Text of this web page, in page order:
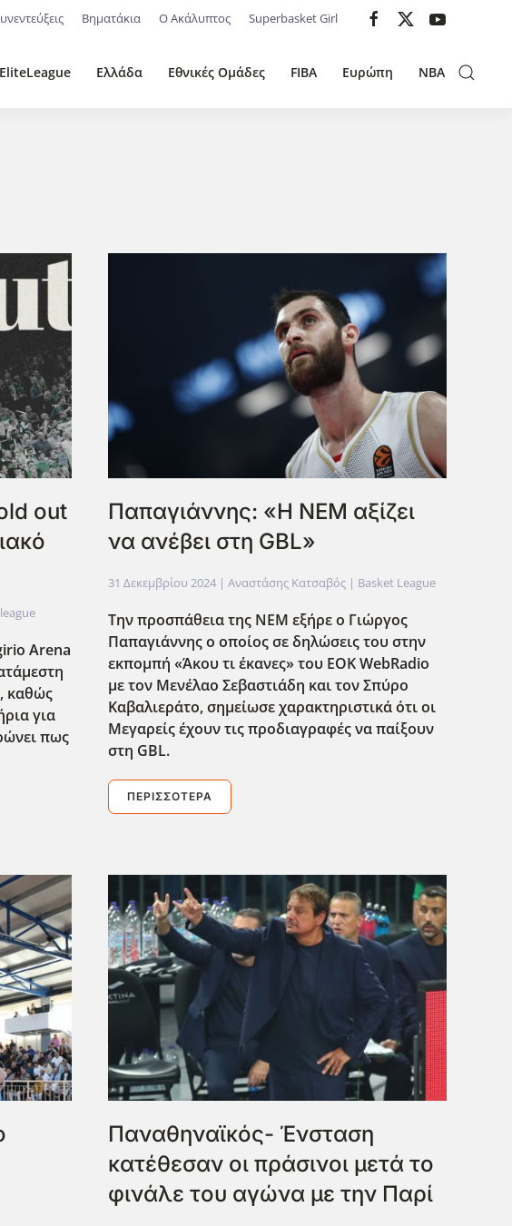
Βηματάκια Ο Ακάλυπτος Superbasket Girl
EliteLeague Ελλάδα Εθνικές Ομάδες FIBA Ευρώπη NBA
out
Arena
καθώς
για
πως
Παπαγιάννης: «Η ΝΕΜ αξίζει
να ανέβει στη GBL»
31 Δεκεμβρίου 2024| Αναστάσης Κατσαβός | Basket League
Την προσπάθεια της ΝΕΜ εξήρε ο Γιώργος
Παπαγιάννης ο οποίος σε δηλώσεις τουστην
εκπομπή «Άκου τι έκανες» του EOK WebRadio
με τον Μενέλαο Σεβαστιάδη και τον Σπύρο
Καβαλιεράτο, σημείωσε χαρακτηριστικά ότι οι
Μεγαρείς έχουν τις προδιαγραφές να παίξουν
στη GBL.
ΠΕΡΙΣΣΌΤΕΡΑ
Παναθηναϊκός- Ένσταση
κατέθεσαν οι πράσινοι μετά το
φινάλε του αγώνα με την Παρί